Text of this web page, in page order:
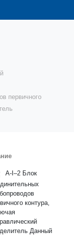
первичного
А-I–2 Блок
контура,
Данный